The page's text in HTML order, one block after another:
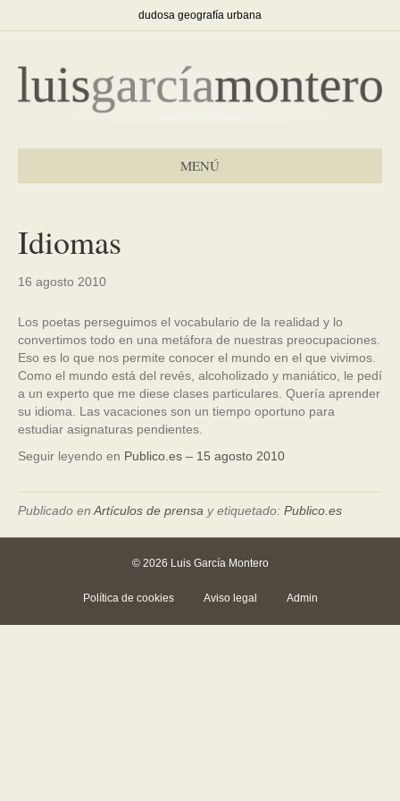
dudosa geografía urbana
MENÚ
Idiomas
16 agosto 2010
Los poetas perseguimos el vocabulario de la realidad y lo
convertimos todo en una metáfora de nuestras preocupaciones.
Eso es lo que nos permite conocer el mundo en el que vivimos.
Como el mundo está del revés, alcoholizado y maniático, le pedí
a un experto que me diese clases particulares. Quería aprender
su idioma. Las vacaciones son un tiempo oportuno para
estudiar asignaturas pendientes.
Seguir leyendo en Publico.es – 15 agosto 2010
Publicado en Artículos de prensa y etiquetado: Publico.es
© 2026 Luis García Montero
Política de cookies Aviso legal Admin